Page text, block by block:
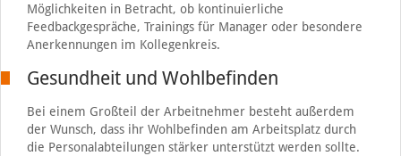
Möglichkeiten in Betracht, ob kontinuierliche
Feedbackgespräche, Trainings für Manager oder besondere
Anerkennungen im Kollegenkreis.
Gesundheit und Wohlbefinden
Bei einem Großteil der Arbeitnehmer besteht außerdem
der Wunsch, dass ihr Wohlbefinden am Arbeitsplatz durch
die Personalabteilungen stärker unterstützt werden sollte.